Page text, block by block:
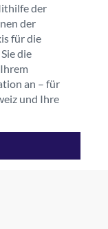
der
der
für die
die
an – für
und Ihre